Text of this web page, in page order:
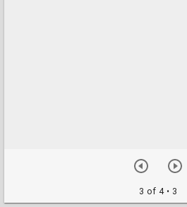
3 of 4• 3